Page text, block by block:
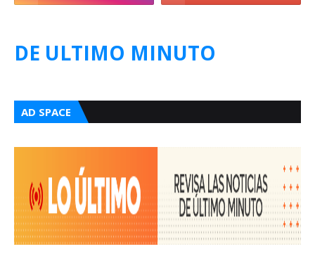
DE ULTIMO MINUTO
AD SPACE